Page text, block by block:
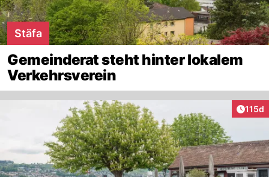
Stäfa
Gemeinderat steht hinter lokalem
Verkehrsverein
115d